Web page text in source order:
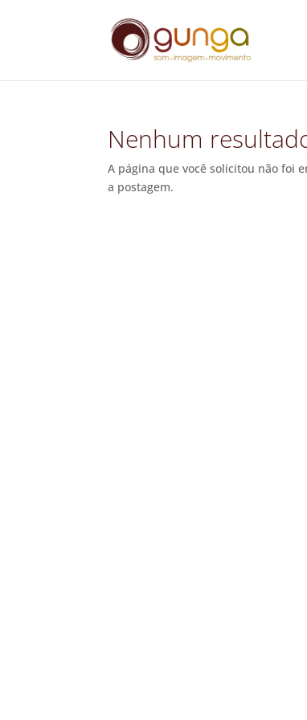
Nenhum
A página que você solicitou não foi
a postagem.